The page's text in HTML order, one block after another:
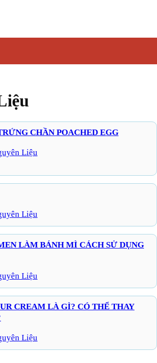
CHẦN POACHED EGG
Liệu
Liệu
LÀM BÁNH MÌ CÁCH SỬ DỤNG
Liệu
CREAM LÀ GÌ? CÓ THỂ THAY
Liệu